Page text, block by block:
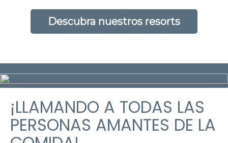
Descubra nuestros resorts
¡LLAMANDO A TODAS LAS
PERSONAS AMANTES DE LA